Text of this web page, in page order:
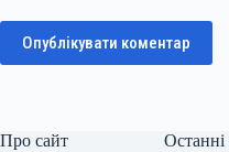
Опублікувати коментар
Про сайт